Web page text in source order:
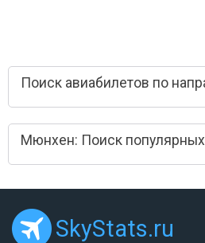
Поиск авиабилетов по
Мюнхен: Поиск
SkyStats.ru